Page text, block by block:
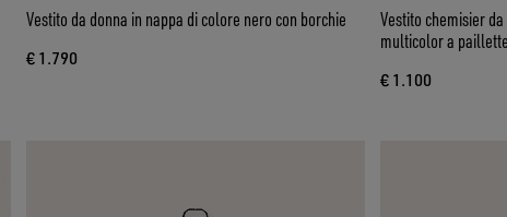
Vestito da donna in nappa di colore nero con borchie
€ 1.790
Vestito chemisier
multicolor a
€ 1.100